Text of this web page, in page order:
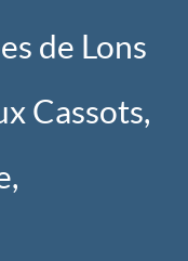
de Lons
Cassots,